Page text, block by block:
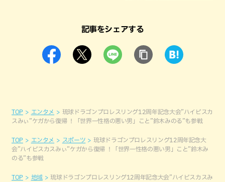
記事をシェアする
TOP エンタメ
琉球ドラゴンプロレスリング12周年記念大会”ハイビスカ
スみぃ”ケガから復帰 ！「世界一性格の悪い男」こと”鈴木みのる”も参戦
TOP エンタメ スポーツ
琉球ドラゴンプロレスリング12周年記念大
会”ハイビスカスみぃ”ケガから復帰 ！「世界一性格の悪い男」こと”鈴木み
のる”も参戦
TOP 地域
琉球ドラゴンプロレスリング12周年記念大会”ハイビスカスみ